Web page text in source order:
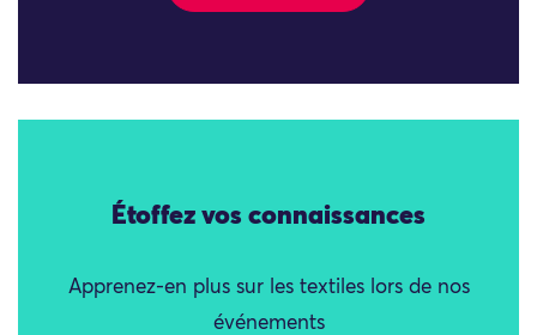
Étoffez vos connaissances
Apprenez-en plus sur les textiles lors de nos
événements